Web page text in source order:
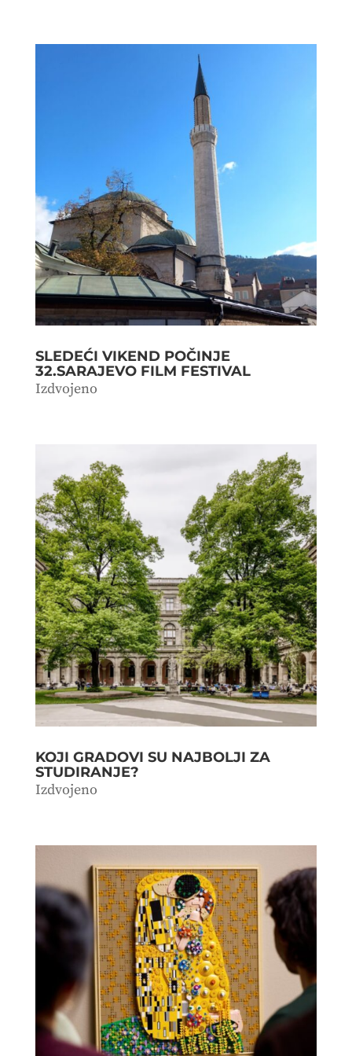
SLEDEĆI VIKEND POČINJE
32.SARAJEVO FILM FESTIVAL
Izdvojeno
KOJI GRADOVI SU NAJBOLJI ZA
STUDIRANJE?
Izdvojeno